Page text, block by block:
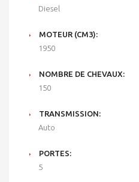
Diesel
MOTEUR (CM3):
1950
NOMBRE DE CHEVAUX:
150
TRANSMISSION:
Auto
PORTES:
5